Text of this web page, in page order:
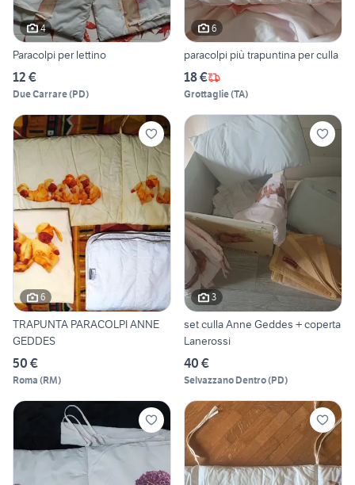
4
Paracolpi per lettino
12 €
Due Carrare(PD)
6
paracolpi più trapuntina per culla
18 €
Grottaglie(TA)
6
TRAPUNTA PARACOLPI ANNE
GEDDES
50 €
Roma (RM)
3
set culla Anne Geddes + coperta
Lanerossi
40 €
Selvazzano Dentro(PD)